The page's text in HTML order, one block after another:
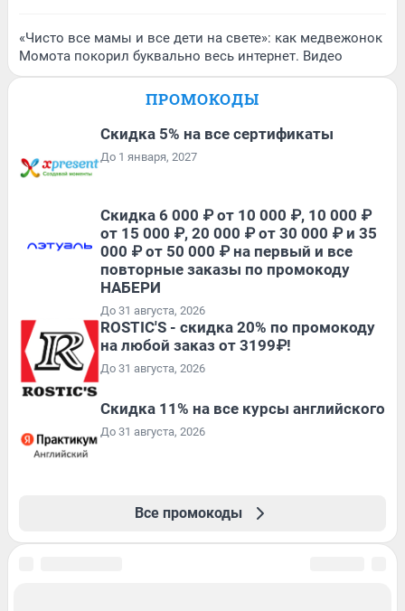
«Чисто все мамы и все дети на свете»: как медвежонок
Момота покорил буквально весь интернет. Видео
ПРОМОКОДЫ
Скидка 5% на все сертификаты
До 1 января, 2027
Скидка 6 000 ₽ от 10 000 ₽, 10 000 ₽
от 15 000 ₽, 20 000 ₽ от 30 000 ₽ и 35
000 ₽ от 50 000 ₽ на первый и все
повторные заказы по промокоду
НАБЕРИ
До 31 августа, 2026
ROSTIC'S - скидка 20% по промокоду
на любой заказ от 3199₽!
До 31 августа, 2026
Скидка 11% на все курсы английского
До 31 августа, 2026
Все промокоды